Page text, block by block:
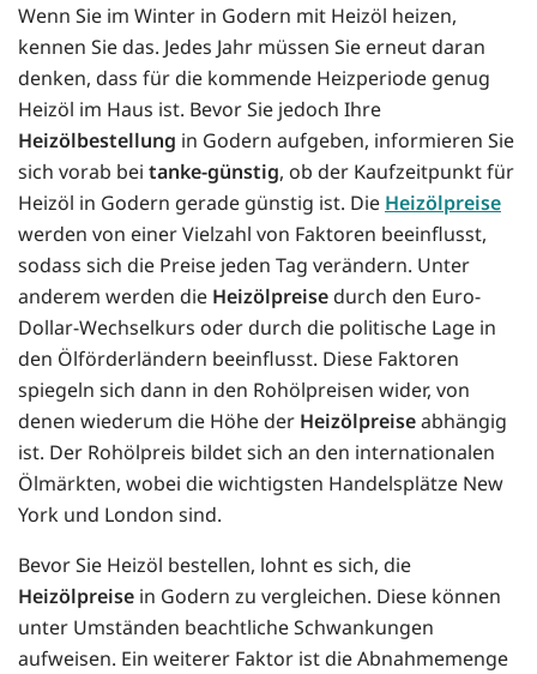
Wenn Sie im Winter in Godern mit Heizöl heizen,
kennen Sie das. Jedes Jahr müssen Sie erneut daran
denken, dass für die kommende Heizperiode genug
Heizöl im Haus ist. Bevor Sie jedoch Ihre
Heizölbestellung in Godern aufgeben, informieren Sie
sich vorab bei tanke-günstig, ob der Kaufzeitpunkt für
Heizöl in Godern gerade günstig ist. Die Heizölpreise
werden von einer Vielzahl von Faktoren beeinflusst,
sodass sich die Preise jeden Tag verändern. Unter
anderem werden die Heizölpreise durch den Euro-
Dollar-Wechselkurs oder durch die politische Lage in
den Ölförderländern beeinflusst. Diese Faktoren
spiegeln sich dann in den Rohölpreisen wider, von
denen wiederum die Höhe der Heizölpreiseabhängig
ist. Der Rohölpreis bildet sich an den internationalen
Ölmärkten, wobei die wichtigsten Handelsplätze New
York und London sind.
Bevor Sie Heizöl bestellen, lohnt es sich, die
Heizölpreise in Godern zu vergleichen. Diese können
unter Umständen beachtliche Schwankungen
aufweisen. Ein weiterer Faktor ist die Abnahmemenge